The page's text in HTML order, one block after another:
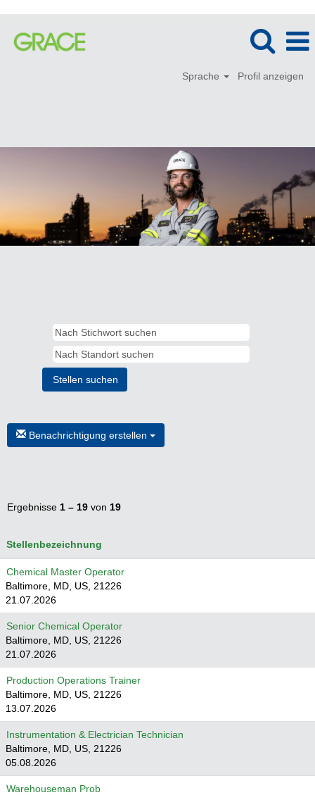
Sprache Profil anzeigen
Benachrichtigung erstellen
Ergebnisse 1 – 19 von 19
Stellenbezeichnung
Chemical Master Operator
Baltimore, MD, US, 21226
21.07.2026
Senior Chemical Operator
Baltimore, MD, US, 21226
21.07.2026
Production Operations Trainer
Baltimore, MD, US, 21226
13.07.2026
Instrumentation & Electrician Technician
Baltimore, MD, US, 21226
05.08.2026
Warehouseman Prob